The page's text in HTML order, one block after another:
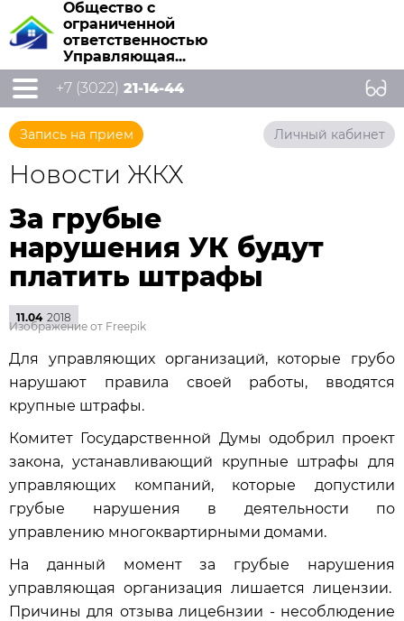
Общество с
ограниченной
ответственностью
Управляющая...
+7 (3022) 21-14-44
Запись на прием Личный кабинет
Новости ЖКХ
За грубые
нарушения УК будут
платить штрафы
11.04 2018
Изображение от Freepik
Для управляющих организаций, которые грубо
нарушают правила своей работы, вводятся
крупные штрафы.
Комитет Государственной Думы одобрил проект
закона, устанавливающий крупные штрафы для
управляющих компаний, которые допустили
грубые нарушения в деятельности по
управлению многоквартирными домами.
На данный момент за грубые нарушения
управляющая организация лишается лицензии.
Причины для отзыва лице6нзии - несоблюдение